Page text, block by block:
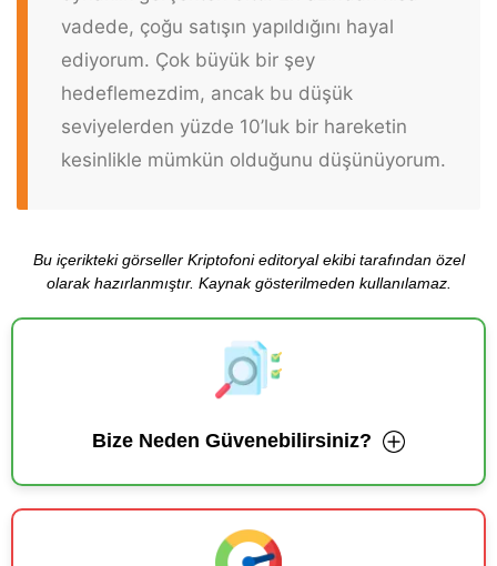
vadede, çoğu satışın yapıldığını hayal
ediyorum. Çok büyük bir şey
hedeflemezdim, ancak bu düşük
seviyelerden yüzde 10’luk bir hareketin
kesinlikle mümkün olduğunu düşünüyorum.
Bu içerikteki görseller Kriptofoni editoryal ekibi tarafından özel
olarak hazırlanmıştır. Kaynak gösterilmeden kullanılamaz.
Bize Neden Güvenebilirsiniz?